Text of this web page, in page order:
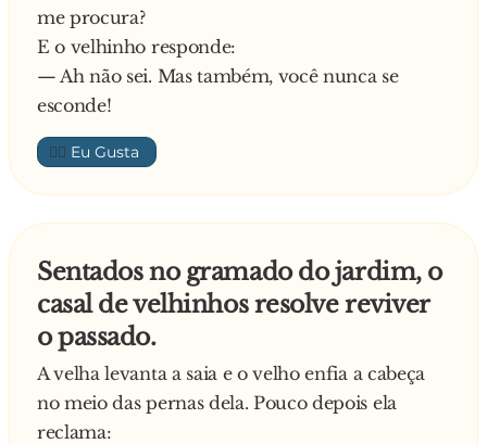
me procura?
E o velhinho responde:
— Ah não sei. Mas também, você nunca se
esconde!
👍🏼
Sentados no gramado do jardim, o
casal de velhinhos resolve reviver
o passado.
A velha levanta a saia e o velho enfia a cabeça
no meio das pernas dela. Pouco depois ela
reclama: